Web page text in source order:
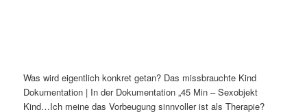
Was wird eigentlich konkret getan? Das missbrauchte Kind
Dokumentation | In der Dokumentation „45 Min – Sexobjekt
Kind…Ich meine das Vorbeugung sinnvoller ist als Therapie?